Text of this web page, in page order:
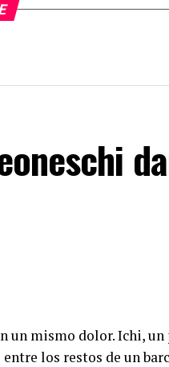
un mismo dolor. Ichi, un
los restos de un